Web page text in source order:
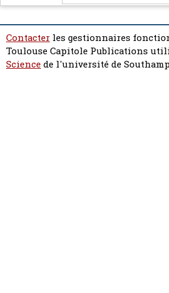
Contacter les gestionnaires
Toulouse Capitole Publications
Sciencede l'université de